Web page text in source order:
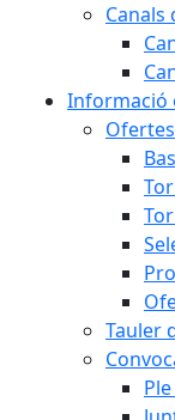
Informació
Tauler